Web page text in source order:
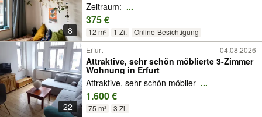
8
Zeitraum: ...
375 €
12 m² 1 Zi. Online-Besichtigung
22
Erfurt 04.08.2026
Attraktive, sehr schön möblierte 3-Zimmer
Wohnung in Erfurt
Attraktive, sehr schön möblier ...
1.600 €
75 m² 3 Zi.